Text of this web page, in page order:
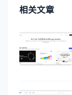
相关文章